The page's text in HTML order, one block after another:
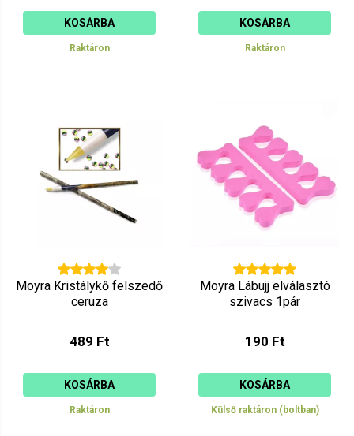
KOSÁRBA
Raktáron
KOSÁRBA
Raktáron
Moyra Kristálykő felszedő
ceruza
489 Ft
KOSÁRBA
Raktáron
Moyra Lábujj elválasztó
szivacs 1pár
190 Ft
KOSÁRBA
Külső raktáron (boltban)